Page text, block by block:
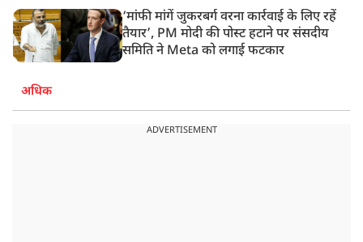
‘मांफी मांगें जुकरबर्ग वरना कार्रवाई के लिए रहें
तैयार’, PM मोदी की पोस्ट हटाने पर संसदीय
समिति ने Meta को लगाई फटकार
अधिक
ADVERTISEMENT